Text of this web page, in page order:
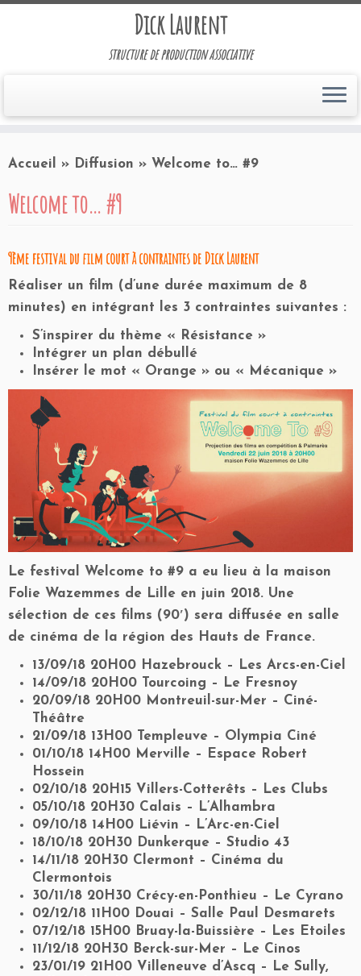
Dick Laurent
structure de production associative
Accueil » Diffusion » Welcome to… #9
Welcome to… #9
9ème festival du film court à contraintes deDick Laurent
Réaliser un film (d’une durée maximum de 8
minutes) en intégrant les 3 contraintes suivantes :
S’inspirer du thème « Résistance »
Intégrer un plan débullé
Insérer le mot « Orange » ou « Mécanique »
Le festival Welcome to #9 a eu lieu à la maison
Folie Wazemmes de Lille en juin 2018. Une
sélection de ces films (90′) sera diffusée en salle
de cinéma de la région des Hauts de France.
13/09/18 20H00 Hazebrouck – Les Arcs-en-Ciel
14/09/18 20H00 Tourcoing – Le Fresnoy
20/09/18 20H00 Montreuil-sur-Mer – Ciné-
Théâtre
21/09/18 13H00 Templeuve – Olympia Ciné
01/10/18 14H00 Merville – Espace Robert
Hossein
02/10/18 20H15 Villers-Cotterêts – Les Clubs
05/10/18 20H30 Calais – L’Alhambra
09/10/18 14H00 Liévin – L’Arc-en-Ciel
18/10/18 20H30 Dunkerque – Studio 43
14/11/18 20H30 Clermont – Cinéma du
Clermontois
30/11/18 20H30 Crécy-en-Ponthieu – Le Cyrano
02/12/18 11H00 Douai – Salle Paul Desmarets
07/12/18 15H00 Bruay-la-Buissière – Les Etoiles
11/12/18 20H30 Berck-sur-Mer – Le Cinos
23/01/19 21H00 Villeneuve d’Ascq – Le Sully,